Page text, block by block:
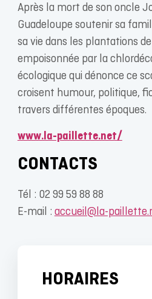
Après la mort de son oncle
Guadeloupe soutenir sa
sa vie dans les plantations
empoisonnée par la
écologique qui dénonce ce
croisent humour, politique,
travers différentes époques.
www.la-paillette.net/
CONTACTS
Tél : 02 99 59 88 88
E-mail : accueil@la-
HORAIRES